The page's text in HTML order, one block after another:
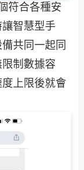
符合各種安
智慧型手
共同一起同
制數據容
上限後就會